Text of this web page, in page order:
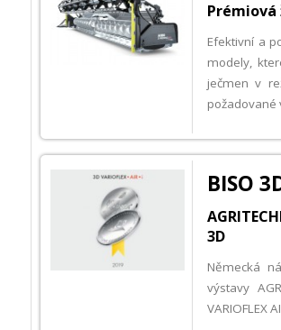
Efektivní a
modely,
ječmen v
požadované
BISO
3D
Německá
výstavy
VARIOFLEX